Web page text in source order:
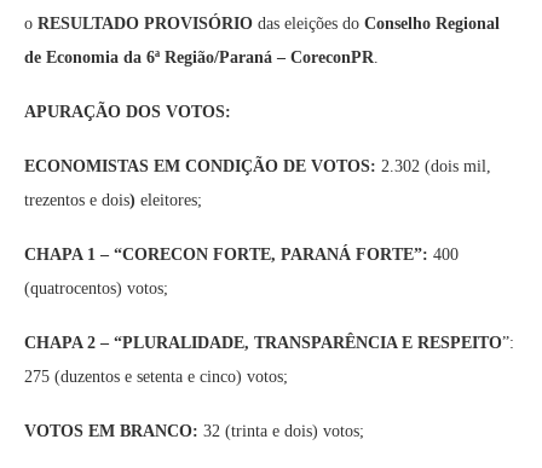
o RESULTADO PROVISÓRIO das eleições do Conselho Regional
de Economia da 6ª Região/Paraná – CoreconPR.
APURAÇÃO DOS VOTOS:
ECONOMISTAS EM CONDIÇÃO DE VOTOS: 2.302 (dois mil,
trezentos e dois) eleitores;
CHAPA 1 – “CORECON FORTE, PARANÁ FORTE”: 400
(quatrocentos) votos;
CHAPA 2 – “PLURALIDADE, TRANSPARÊNCIA E RESPEITO”:
275 (duzentos e setenta e cinco) votos;
VOTOS EM BRANCO: 32 (trinta e dois) votos;